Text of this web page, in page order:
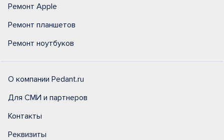
Ремонт Apple
Ремонт планшетов
Ремонт ноутбуков
О компании Pedant.ru
Для СМИ и партнеров
Контакты
Реквизиты